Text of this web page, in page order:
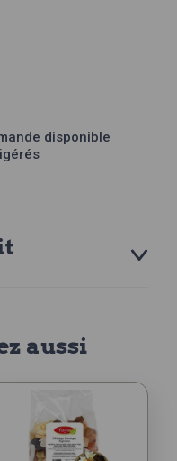
disponible
aussi